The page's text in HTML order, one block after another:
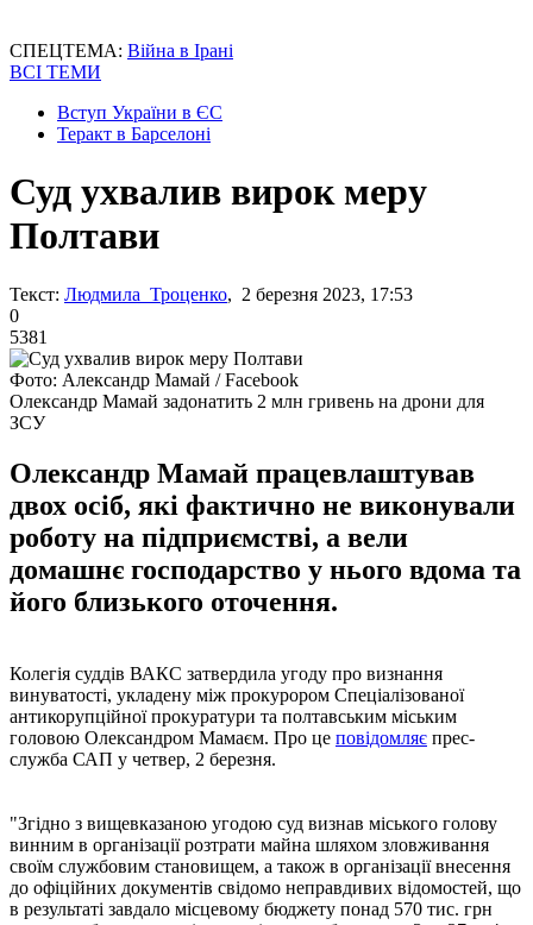
СПЕЦТЕМА: Війна в Ірані
ВСІ ТЕМИ
Вступ України в ЄС
Теракт в Барселоні
Суд ухвалив вирок меру
Полтави
Текст: Людмила Троценко, 2 березня 2023, 17:53
0
5381
Фото: Александр Мамай / Facebook
Олександр Мамай задонатить 2 млн гривень на дрони для
ЗСУ
Олександр Мамай працевлаштував
двох осіб, які фактично не виконували
роботу на підприємстві, а вели
домашнє господарство у нього вдома та
його близького оточення.
Колегія суддів ВАКС затвердила угоду про визнання
винуватості, укладену між прокурором Спеціалізованої
антикорупційної прокуратури та полтавським міським
головою Олександром Мамаєм. Про це повідомляє прес-
служба САП у четвер, 2 березня.
"Згідно з вищевказаною угодою суд визнав міського голову
винним в організації розтрати майна шляхом зловживання
своїм службовим становищем, а також в організації внесення
до офіційних документів свідомо неправдивих відомостей, що
в результаті завдало місцевому бюджету понад 570 тис. грн